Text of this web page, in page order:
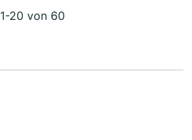
1-20 von 60